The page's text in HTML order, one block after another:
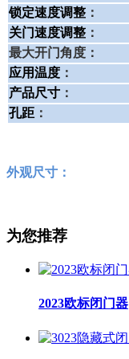
锁定速度调整 ：
关门速度调整 ：
最大开门角度：
应用温度 ：
产品尺寸 ：
孔距 ：
外观尺寸：
为您推荐
2023欧标闭门器